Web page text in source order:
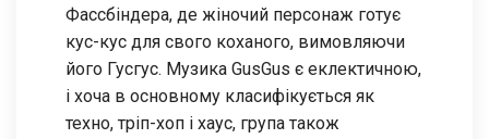
Фассбіндера, де жіночий персонаж готує
кус-кус для свого коханого, вимовляючи
його Гусгус. Музика GusGus є еклектичною,
і хоча в основному класифікується як
техно, тріп-хоп і хаус, група також